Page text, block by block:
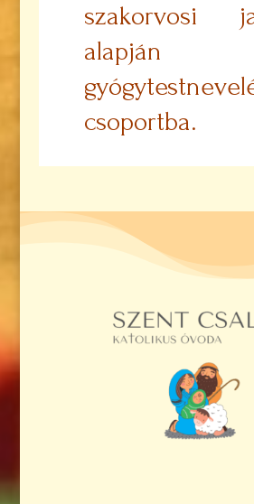
szakorvosi
alapján
csoportba.